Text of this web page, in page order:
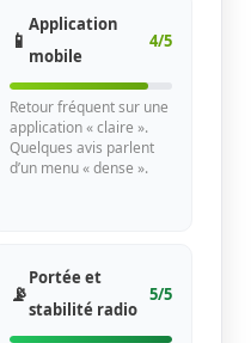
📱
Application
mobile
4/5
Retour fréquent sur une
application « claire ».
Quelques avis parlent
d’un menu « dense ».
📡
Portée et
stabilité radio
5/5